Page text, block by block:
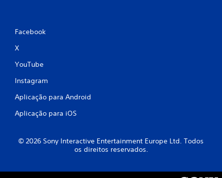
Facebook
X
YouTube
Instagram
Aplicação para Android
Aplicação para iOS
© 2026 Sony Interactive Entertainment Europe Ltd. Todos
os direitos reservados.